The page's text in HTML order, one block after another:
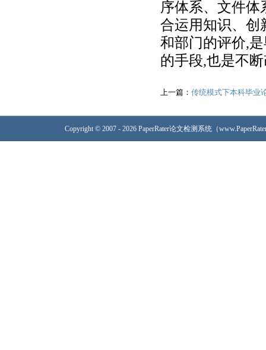
序体系、文件
合运用知识、创
和部门的评价,
的手段,也是不
上一篇： 传统模式下本科毕业
Copyright © 2007 - 2026 PaperRater论文检测系统（